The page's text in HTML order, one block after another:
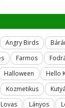
Angry Birds
Farmos
Halloween Hello
Kozmetikus
Lovas Lányos